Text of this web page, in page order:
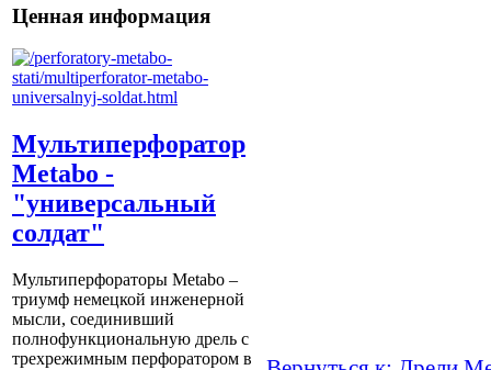
Ценная информация
Мультиперфоратор
Metabo -
"универсальный
солдат"
Мультиперфораторы Metabo –
триумф немецкой инженерной
мысли, соединивший
полнофункциональную дрель с
трехрежимным перфоратором в